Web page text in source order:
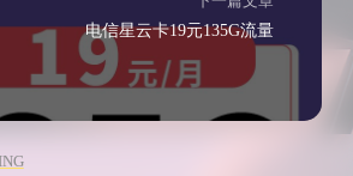
电信星云卡19元135G流量